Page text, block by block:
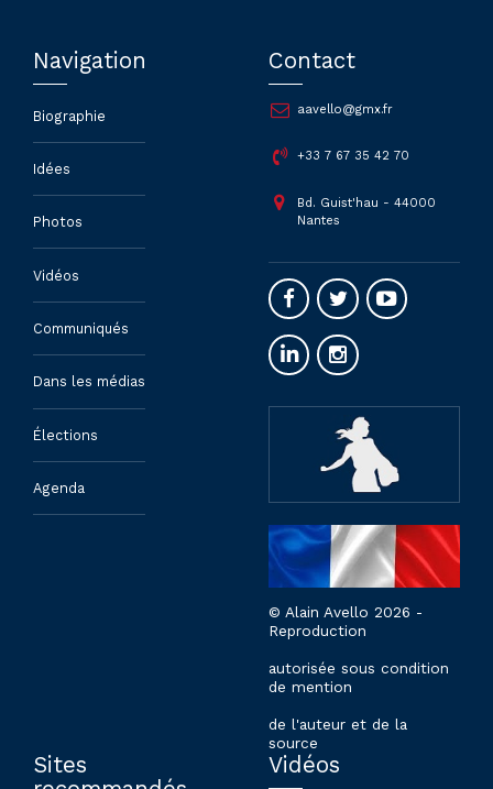
Navigation
Biographie
Idées
Photos
Vidéos
Communiqués
Dans les médias
Élections
Agenda
Contact
aavello@gmx.fr
+33 7 67 35 42 70
Bd. Guist'hau - 44000
Nantes
© Alain Avello 2026 -
Reproduction
autorisée sous condition
de mention
de l'auteur et de la
source
Sites
Vidéos